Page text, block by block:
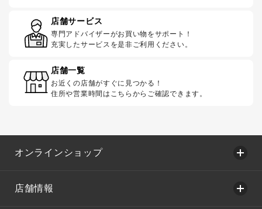
店舗サービス
専門アドバイザーがお買い物をサポート！
充実したサービスを是非ご利用ください。
店舗一覧
お近くの店舗がすぐに見つかる！
住所や営業時間はこちらからご確認できます。
オンラインショップ
店舗情報